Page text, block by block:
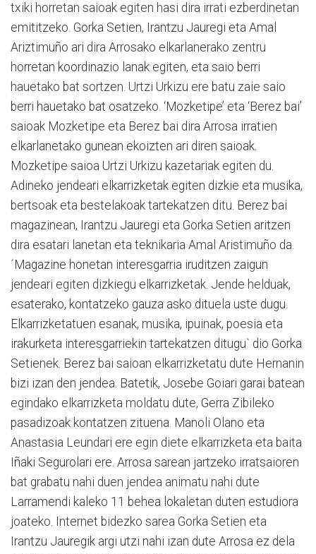
txiki horretan saioak egiten hasi dira irrati ezberdinetan
emititzeko. Gorka Setien, Irantzu Jauregi eta Amal
Ariztimuño ari dira Arrosako elkarlanerako zentru
horretan koordinazio lanak egiten, eta saio berri
hauetako bat sortzen. Urtzi Urkizu ere batu zaie saio
berri hauetako bat osatzeko. ‘Mozketipe’ eta ‘Berez bai’
saioak Mozketipe eta Berez bai dira Arrosa irratien
elkarlanetako gunean ekoizten ari diren saioak.
Mozketipe saioa Urtzi Urkizu kazetariak egiten du.
Adineko jendeari elkarrizketak egiten dizkie eta musika,
bertsoak eta bestelakoak tartekatzen ditu. Berez bai
magazinean, Irantzu Jauregi eta Gorka Setien aritzen
dira esatari lanetan eta teknikaria Amal Aristimuño da.
´Magazine honetan interesgarria iruditzen zaigun
jendeari egiten dizkiegu elkarrizketak. Jende helduak,
esaterako, kontatzeko gauza asko dituela uste dugu.
Elkarrizketatuen esanak, musika, ipuinak, poesia eta
irakurketa interesgarriekin tartekatzen ditugu` dio Gorka
Setienek. Berez bai saioan elkarrizketatu dute Hernanin
bizi izan den jendea. Batetik, Josebe Goiari garai batean
egindako elkarrizketa moldatu dute, Gerra Zibileko
pasadizoak kontatzen zituena. Manoli Olano eta
Anastasia Leundari ere egin diete elkarrizketa eta baita
Iñaki Segurolari ere. Arrosa sarean jartzeko irratsaioren
bat grabatu nahi duen jendea animatu nahi dute
Larramendi kaleko 11 behea lokaletan duten estudiora
joateko. Internet bidezko sarea Gorka Setien eta
Irantzu Jauregik argi utzi nahi izan dute Arrosa ez dela